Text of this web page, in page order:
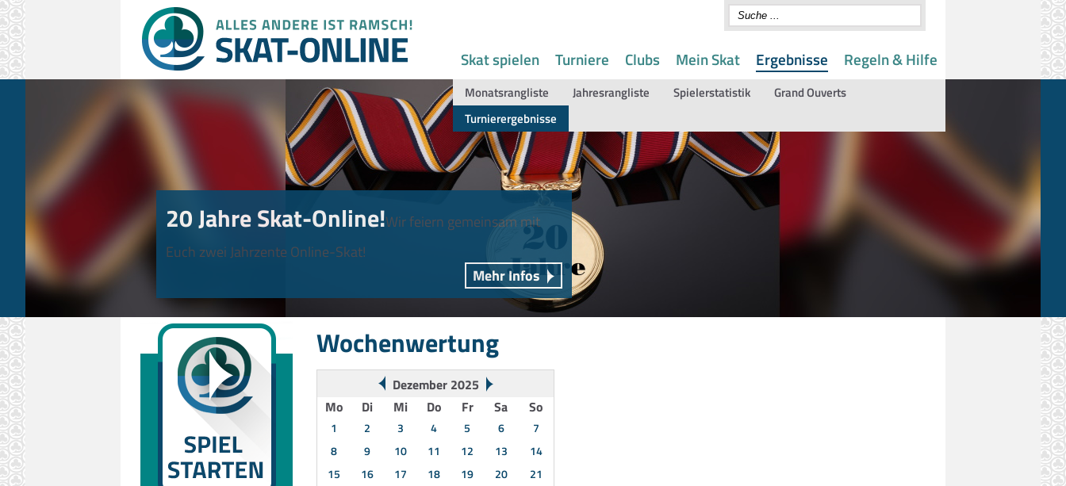
Skat spielen Turniere Clubs Mein Skat Ergebnisse
Monatsrangliste Jahresrangliste Spielerstatistik
Grand Ouverts
Turnierergebnisse
Regeln & Hilfe
20 Jahre Skat-Online!Wir feiern gemeinsam mit
Euch zwei Jahrzente Online-Skat!
Mehr Infos
Wochenwertung
Dezember 2025
Mo
Di Mi Do Fr Sa So
1 2 3 4 5 6
7
8
9 10 11 12 13
14
15
16 17 18 19 20
21